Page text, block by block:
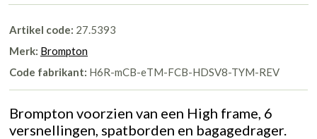
Artikel code: 27.5393
Merk: Brompton
Code fabrikant: H6R-mCB-eTM-FCB-HDSV8-TYM-REV
Brompton voorzien van een High frame, 6
versnellingen, spatborden en bagagedrager.